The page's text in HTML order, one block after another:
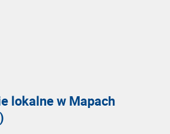
lokalne w Mapach